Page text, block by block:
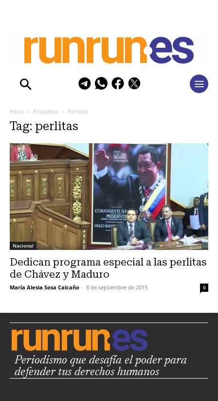
Inicio Etiquetas Perlitas
Tag: perlitas
Nacional
Dedican programa especial a las perlitas
de Chávez y Maduro
María Alesia Sosa Calcaño - 8 de septiembre de 2015 0
Periodismo que desafía el poder para
defender tus derechos humanos